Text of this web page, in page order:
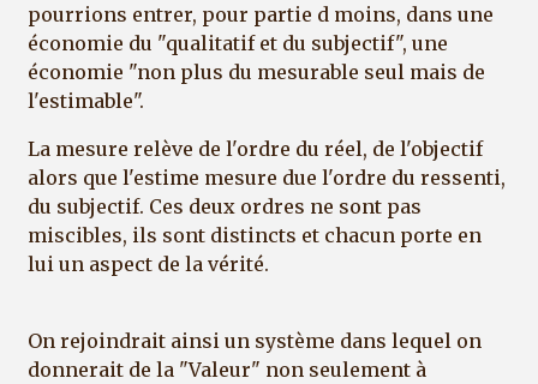
pourrions entrer, pour partie d moins, dans une
économie du "qualitatif et du subjectif", une
économie "non plus du mesurable seul mais de
l'estimable".
La mesure relève de l'ordre du réel, de l'objectif
alors que l'estime mesure due l'ordre du ressenti,
du subjectif. Ces deux ordres ne sont pas
miscibles, ils sont distincts et chacun porte en
lui un aspect de la vérité.
On rejoindrait ainsi un système dans lequel on
donnerait de la "Valeur" non seulement à